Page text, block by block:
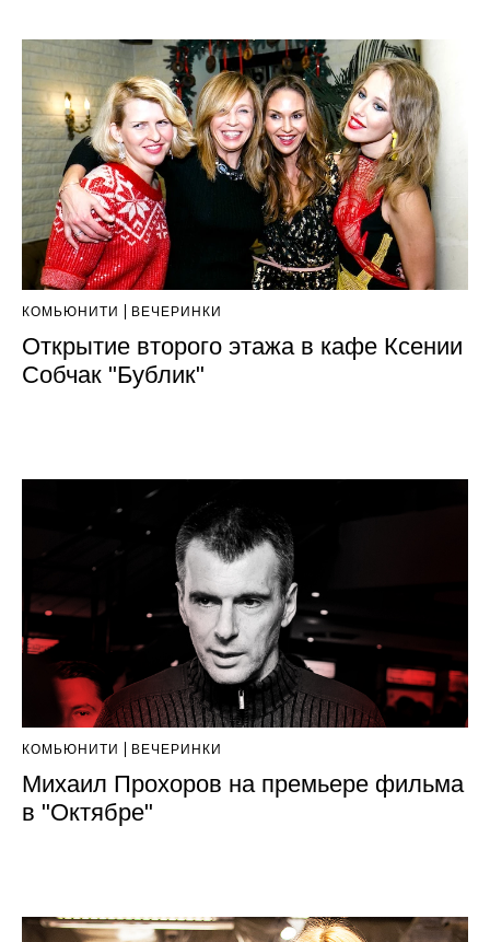
КОМЬЮНИТИ ВЕЧЕРИНКИ
Открытие второго этажа в кафе Ксении
Собчак "Бублик"
КОМЬЮНИТИ ВЕЧЕРИНКИ
Михаил Прохоров на премьере фильма
в "Октябре"